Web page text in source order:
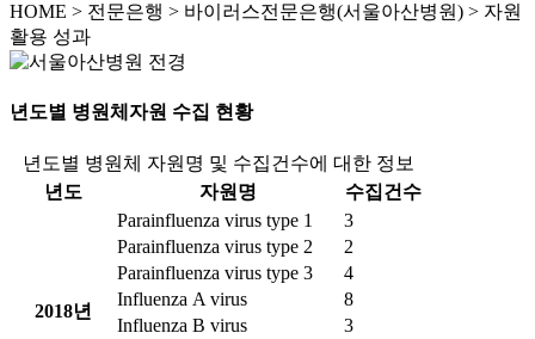
HOME > 전문은행 > 바이러스전문은행(서울아산병원) > 자원
활용 성과
년도별 병원체자원 수집 현황
년도별 병원체 자원명 및 수집건수에 대한 정보
년도
자원명 수집건수
2018년
Parainfluenza virus type 1
3
Parainfluenza virus type 2
2
Parainfluenza virus type 3
4
Influenza A virus
8
Influenza B virus
3